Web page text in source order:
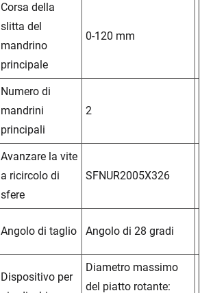
Corsa della
slitta del
mandrino
principale
0-120 mm
Numero di
mandrini
principali
2
Avanzare la vite
a ricircolo di
sfere
SFNUR2005X326
Angolo di taglio Angolo di 28 gradi
Dispositivo per
Diametro massimo
del piatto rotante: